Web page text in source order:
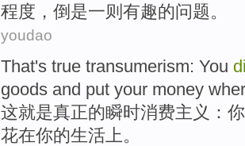
程度，倒是一则 有趣的问题。
youdao
That's true transumerism: You
goods and put your money
这就是真正的瞬时消费主义 ： 你
花在你的生活 上。